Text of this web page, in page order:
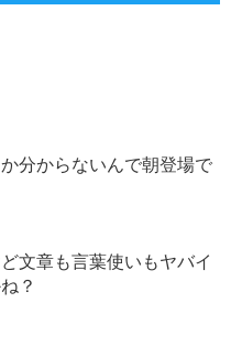
分からないんで朝登場で
文章も言葉使いもヤバイ
？